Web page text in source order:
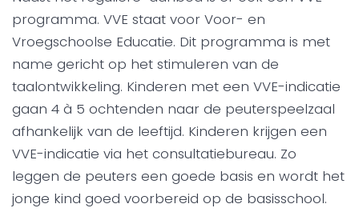
programma. VVE staat voor Voor- en
Vroegschoolse Educatie. Dit programma is met
name gericht op het stimuleren van de
taalontwikkeling. Kinderen met een VVE-indicatie
gaan 4 à 5 ochtenden naar de peuterspeelzaal
afhankelijk van de leeftijd. Kinderen krijgen een
VVE-indicatie via het consultatiebureau. Zo
leggen de peuters een goede basis en wordt het
jonge kind goed voorbereid op de basisschool.